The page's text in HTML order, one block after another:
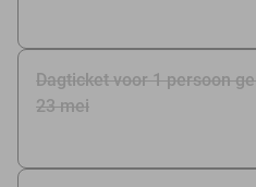
Dagticket voor 1 persoon
23 mei